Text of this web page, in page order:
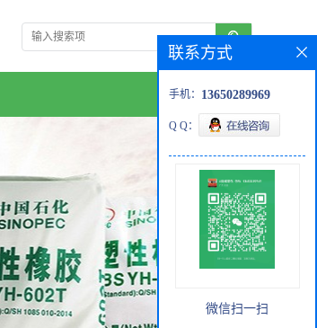
联系方式
手机： 13650289969
Q Q：
微信扫一扫